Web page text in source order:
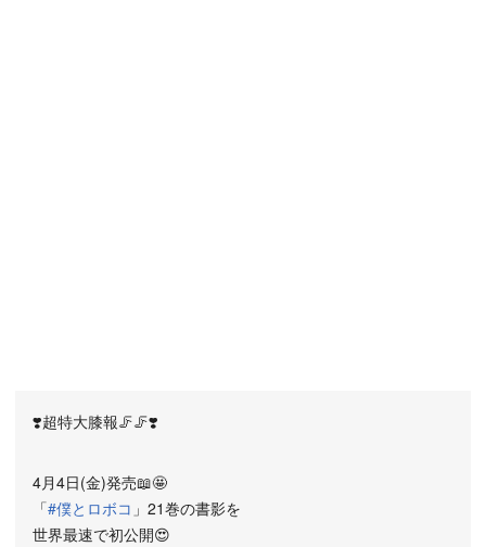
❣️超特大膝報🦵🦵❣️
4月4日(金)発売📖🤩
「#僕とロボコ 」21巻の書影を
世界最速で初公開😍